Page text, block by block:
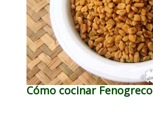
Cómo cocinar Fenogreco